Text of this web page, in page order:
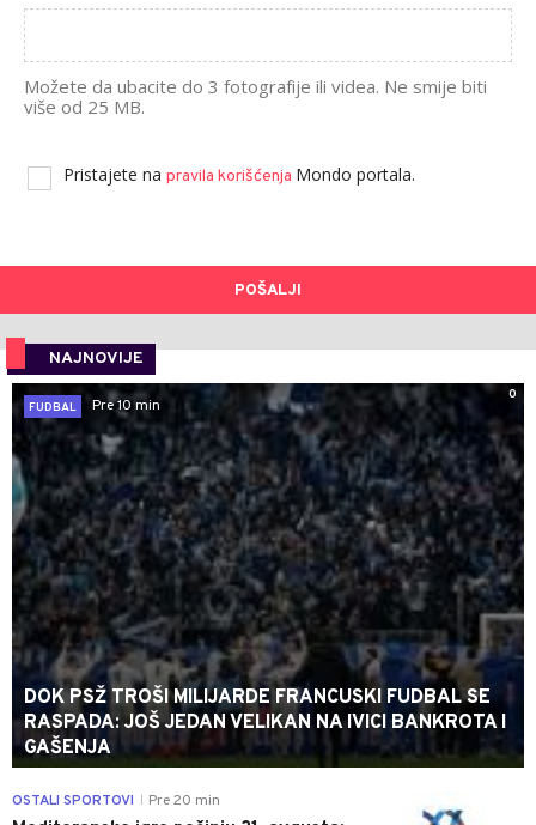
Možete da ubacite do 3 fotografije ili videa. Ne smije biti
više od 25 MB.
Pristajete na pravila korišćenja Mondo portala.
POŠALJI
NAJNOVIJE
0
FUDBAL
Pre 10 min
DOK PSŽ TROŠI MILIJARDE FRANCUSKI FUDBAL SE
RASPADA: JOŠ JEDAN VELIKAN NA IVICI BANKROTA I
GAŠENJA
OSTALI SPORTOVI Pre 20 min